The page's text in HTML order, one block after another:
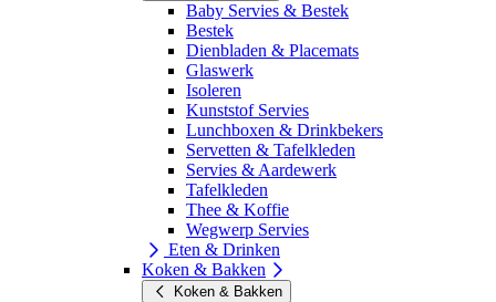
Baby Servies & Bestek
Bestek
Dienbladen & Placemats
Glaswerk
Isoleren
Kunststof Servies
Lunchboxen & Drinkbekers
Servetten & Tafelkleden
Servies & Aardewerk
Tafelkleden
Thee & Koffie
Wegwerp Servies
Eten & Drinken
Koken & Bakken
Koken & Bakken